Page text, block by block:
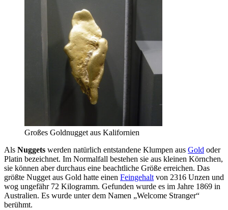
Großes Goldnugget aus Kalifornien
Als Nuggets werden natürlich entstandene Klumpen aus Gold oder
Platin bezeichnet. Im Normalfall bestehen sie aus kleinen Körnchen,
sie können aber durchaus eine beachtliche Größe erreichen. Das
größte Nugget aus Gold hatte einen Feingehalt von 2316 Unzen und
wog ungefähr 72 Kilogramm. Gefunden wurde es im Jahre 1869 in
Australien. Es wurde unter dem Namen „Welcome Stranger“
berühmt.